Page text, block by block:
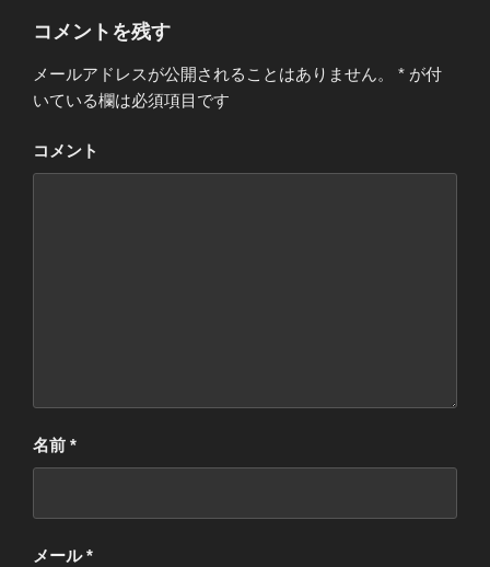
ー
コメントを残す
メールアドレスが公開されることはありません。 * が付
いている欄は必須項目です
コメント
名前 *
メール*